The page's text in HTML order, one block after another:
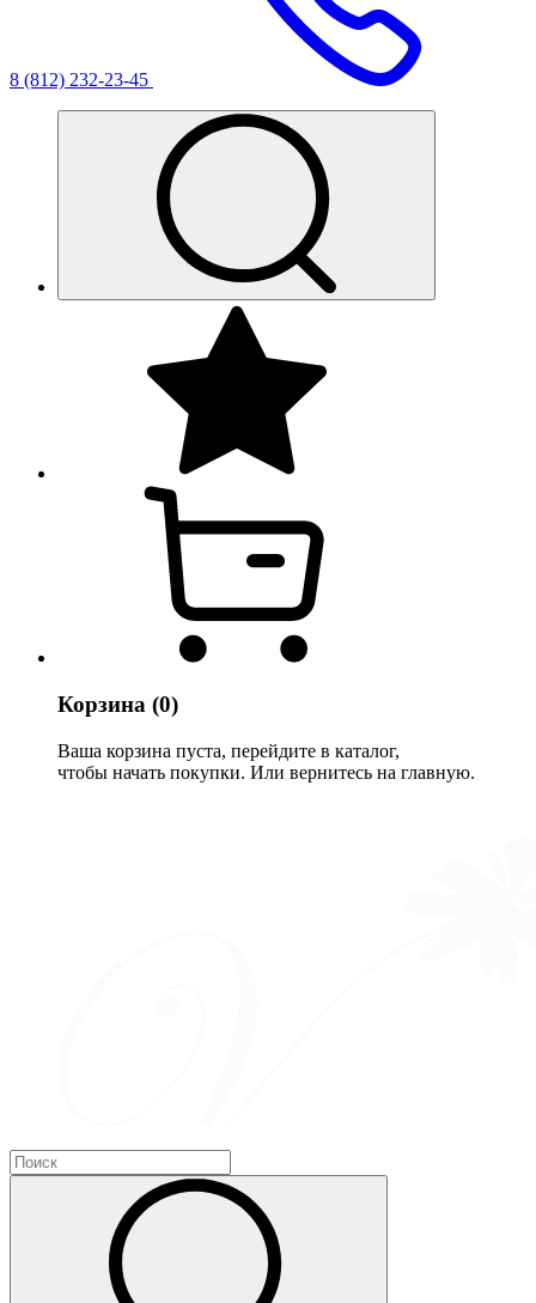
8 (812) 232-23-45
Корзина (0)
Ваша корзина пуста, перейдите в каталог,
чтобы начать покупки. Или вернитесь на главную.